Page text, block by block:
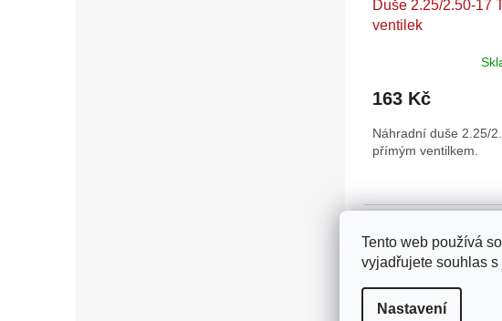
Tento web používá
vyjadřujete souhlas
Nastavení
Duše 2.25/2.50-17
ventilek
163 Kč
Náhradní duše 2.25/
přímým ventilkem.